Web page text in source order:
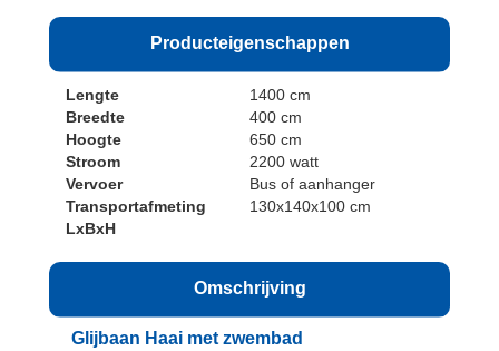
Producteigenschappen
Lengte
1400 cm
Breedte
400 cm
Hoogte
650 cm
Stroom
2200 watt
Vervoer
Bus of aanhanger
Transportafmeting
LxBxH
130x140x100 cm
Omschrijving
Glijbaan Haai met zwembad